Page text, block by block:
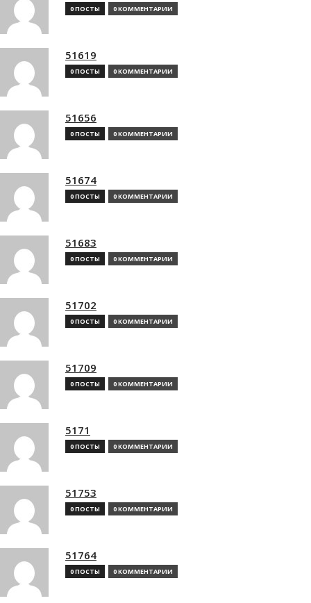
0 ПОСТЫ 0 КОММЕНТАРИИ
51619
0 ПОСТЫ 0 КОММЕНТАРИИ
51656
0 ПОСТЫ 0 КОММЕНТАРИИ
51674
0 ПОСТЫ 0 КОММЕНТАРИИ
51683
0 ПОСТЫ 0 КОММЕНТАРИИ
51702
0 ПОСТЫ 0 КОММЕНТАРИИ
51709
0 ПОСТЫ 0 КОММЕНТАРИИ
5171
0 ПОСТЫ 0 КОММЕНТАРИИ
51753
0 ПОСТЫ 0 КОММЕНТАРИИ
51764
0 ПОСТЫ 0 КОММЕНТАРИИ